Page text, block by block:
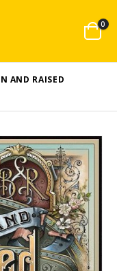
0
AND RAISED